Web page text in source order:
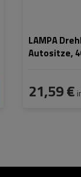
LAMPA
Autositze,
21,59 €